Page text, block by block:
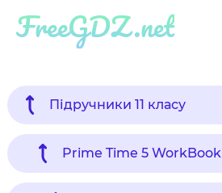
FreeGDZ.net
Підручники 11 класу
Prime Time 5 WorkBook